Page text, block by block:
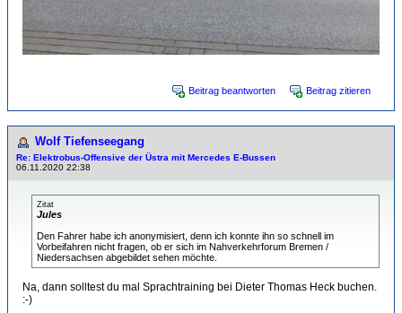
Beitrag beantworten Beitrag zitieren
Wolf Tiefenseegang
Re: Elektrobus-Offensive der Üstra mit Mercedes E-Bussen
06.11.2020 22:38
Zitat
Jules
Den Fahrer habe ich anonymisiert, denn ich konnte ihn so schnell im
Vorbeifahren nicht fragen, ob er sich im Nahverkehrforum Bremen /
Niedersachsen abgebildet sehen möchte.
Na, dann solltest du mal Sprachtraining bei Dieter Thomas Heck buchen.
:-)